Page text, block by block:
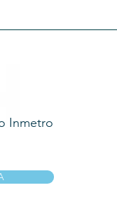
Inmetro